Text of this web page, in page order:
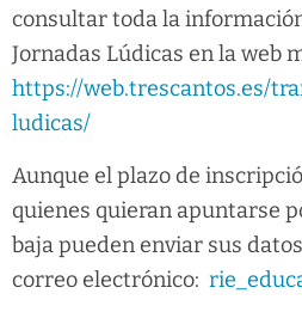
consultar toda la
Jornadas Lúdicas en la web
https://web.trescantos.es/
ludicas/
Aunque el plazo de
quienes quieran apuntarse
baja pueden enviar sus
correo electrónico: